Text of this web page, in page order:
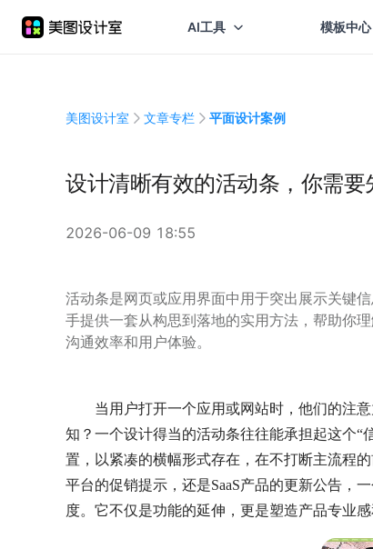
AI工具 模板中心
美图设计室 文章专栏 平面设计案例
设计清晰有效的活动条，你需要
2026-06-09 18:55
活动条是网页或应用界面中用于突出展示关键
手提供一套从构思到落地的实用方法，帮助你
沟通效率和用户体验。
当用户打开一个应用或网站时，他们的注
知？一个设计得当的活动条往往能承担起这个“
置，以紧凑的横幅形式存在，在不打断主流程
平台的促销提示，还是SaaS产品的更新公告，
度。它不仅是功能的延伸，更是塑造产品专业